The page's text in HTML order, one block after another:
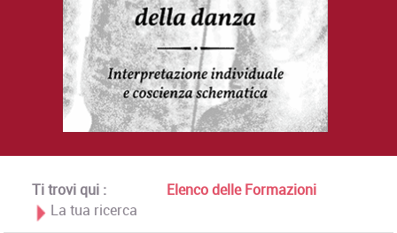
Ti trovi qui :
Elenco delle Formazioni
La tua ricerca